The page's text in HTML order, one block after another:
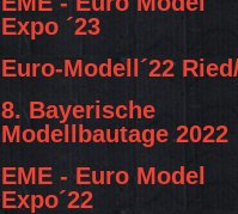
Expo ´23
Euro-Modell´22
8. Bayerische
Modellbautage 2022
EME - Euro Model
Expo´22